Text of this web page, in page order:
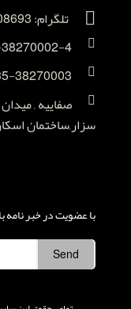
تلگرام: 09387708693
4
38270003
صفاییه ,
سزار,ساختمان
با عضویت در خبر نامه